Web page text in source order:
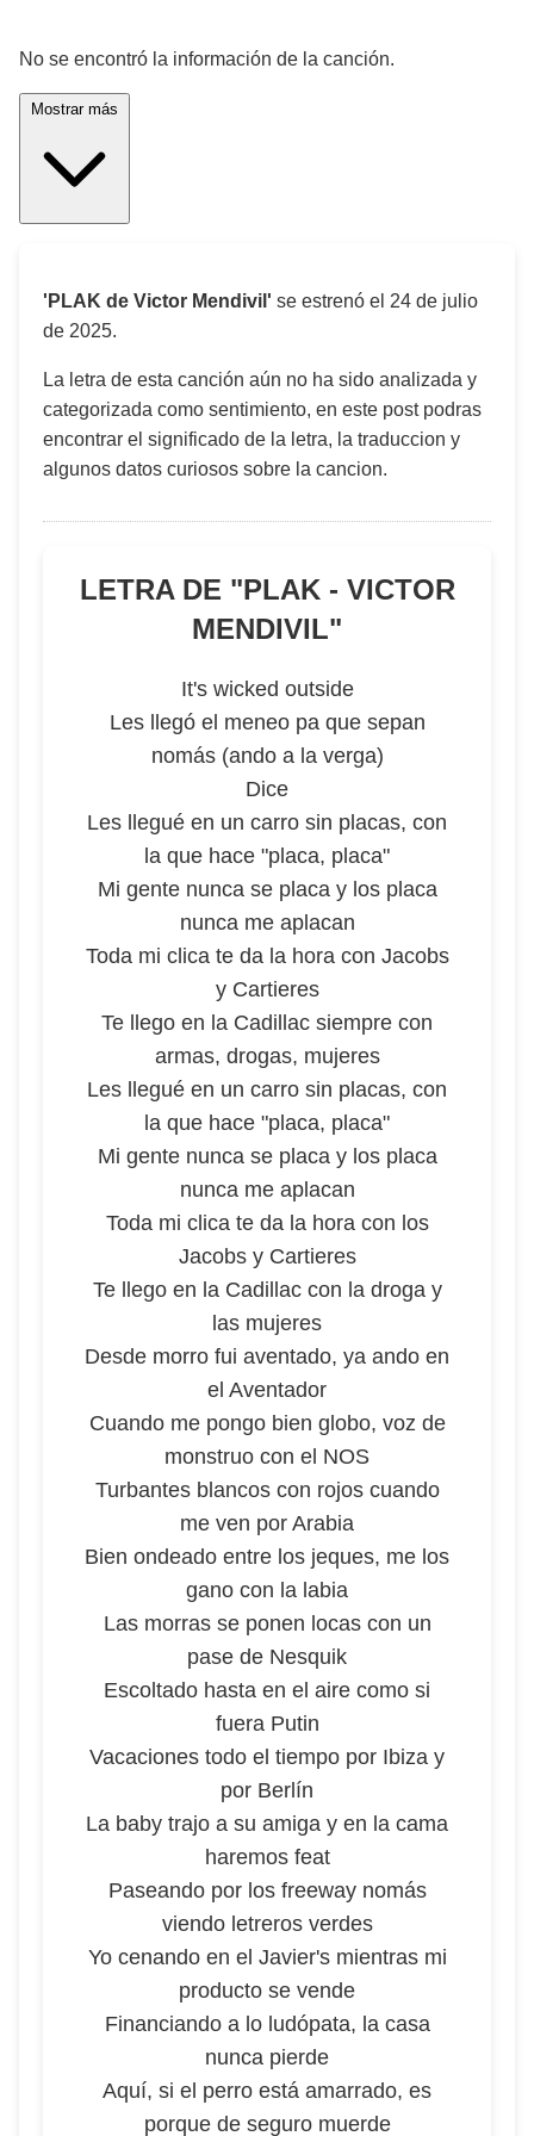
No se encontró la información de la canción.
'PLAK de Victor Mendivil' se estrenó el 24 de julio
de 2025.
La letra de esta canción aún no ha sido analizada y
categorizada como sentimiento, en este post podras
encontrar el significado de la letra, la traduccion y
algunos datos curiosos sobre la cancion.
LETRA DE "PLAK - VICTOR
MENDIVIL"
It's wicked outside
Les llegó el meneo pa que sepan
nomás (ando a la verga)
Dice
Les llegué en un carro sin placas, con
la que hace "placa, placa"
Mi gente nunca se placa y los placa
nunca me aplacan
Toda mi clica te da la hora con Jacobs
y Cartieres
Te llego en la Cadillac siempre con
armas, drogas, mujeres
Les llegué en un carro sin placas, con
la que hace "placa, placa"
Mi gente nunca se placa y los placa
nunca me aplacan
Toda mi clica te da la hora con los
Jacobs y Cartieres
Te llego en la Cadillac con la droga y
las mujeres
Desde morro fui aventado, ya ando en
el Aventador
Cuando me pongo bien globo, voz de
monstruo con el NOS
Turbantes blancos con rojos cuando
me ven por Arabia
Bien ondeado entre los jeques, me los
gano con la labia
Las morras se ponen locas con un
pase de Nesquik
Escoltado hasta en el aire como si
fuera Putin
Vacaciones todo el tiempo por Ibiza y
por Berlín
La baby trajo a su amiga y en la cama
haremos feat
Paseando por los freeway nomás
viendo letreros verdes
Yo cenando en el Javier's mientras mi
producto se vende
Financiando a lo ludópata, la casa
nunca pierde
Aquí, si el perro está amarrado, es
porque de seguro muerde